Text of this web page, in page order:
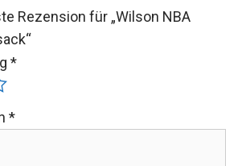
Rezension für „Wilson NBA
*
*